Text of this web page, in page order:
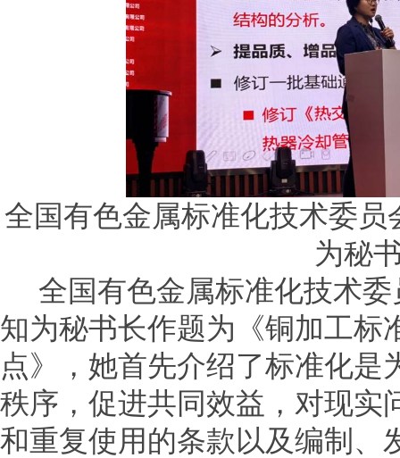
全国有色金属标准化技术委
为秘
全国有色金属标准化技术
知为秘书长作题为《铜加工标
点》，她首先介绍了标准化是
秩序，促进共同效益，对现实
和重复使用的条款以及编制、